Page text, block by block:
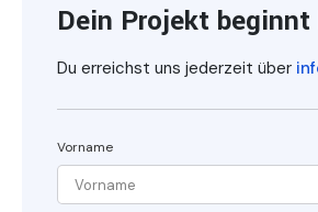
Dein Projekt beginnt
Du erreichst uns jederzeit über
Vorname